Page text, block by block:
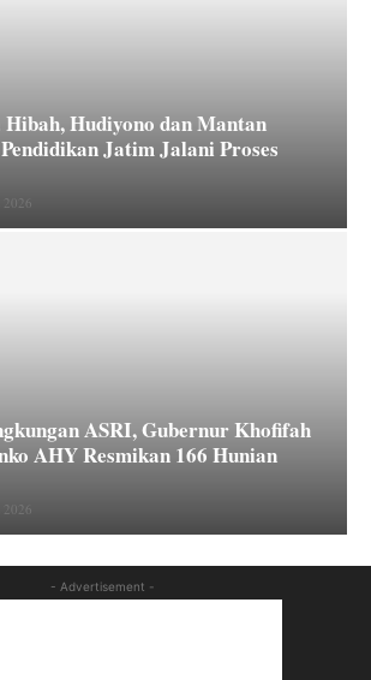
Hudiyono dan Mantan
Jatim Jalani Proses
2026
ASRI, Gubernur Khofifah
AHY Resmikan 166 Hunian
2026
- Advertisement -